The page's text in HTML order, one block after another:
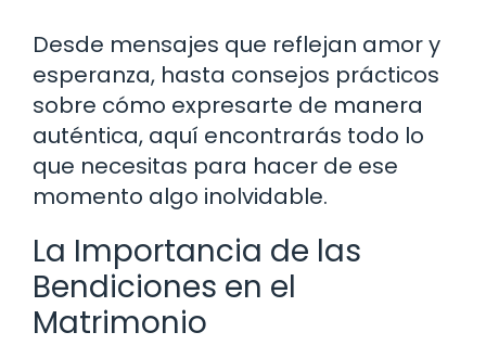
Desde mensajes que reflejan amor y
esperanza, hasta consejos prácticos
sobre cómo expresarte de manera
auténtica, aquí encontrarás todo lo
que necesitas para hacer de ese
momento algo inolvidable.
La Importancia de las
Bendiciones en el
Matrimonio